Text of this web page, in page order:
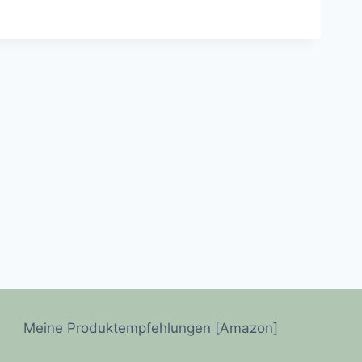
Meine Produktempfehlungen [Amazon]